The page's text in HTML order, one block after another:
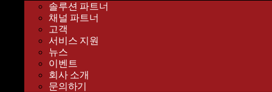
솔루션 파트너
채널 파트너
고객
서비스 지원
​뉴스
이벤트
회사 소개
문의하기